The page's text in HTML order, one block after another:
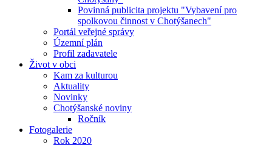
Povinná publicita projektu "Vybavení pro
spolkovou činnost v Chotýšanech"
Portál veřejné správy
Územní plán
Profil zadavatele
Život v obci
Kam za kulturou
Aktuality
Novinky
Chotýšanské noviny
Ročník
Fotogalerie
Rok 2020